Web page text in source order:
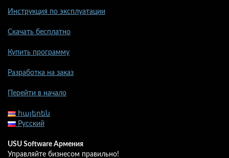
Инструкция по эксплуатации
Скачать бесплатно
Купить программу
Разработка на заказ
Перейти в начало
հայերեն
Русский
USU Software Армения
Управляйте бизнесом правильно!